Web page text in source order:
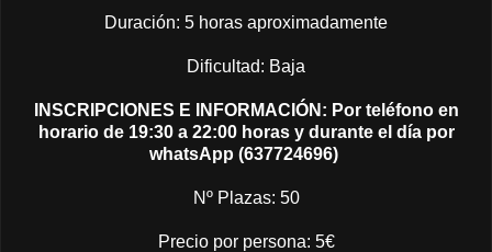
Duración: 5 horas aproximadamente
Dificultad: Baja
INSCRIPCIONES E INFORMACIÓN: Por teléfono en
horario de 19:30 a 22:00 horas y durante el día por
whatsApp (637724696)
Nº Plazas: 50
Precio por persona: 5€